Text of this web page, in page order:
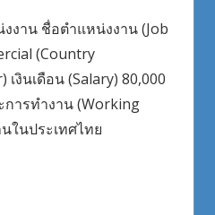
งาน ชื่อตำแหน่งงาน (Job
(Country
งินเดือน (Salary) 80,000
ารทำงาน (Working
ในประเทศไทย